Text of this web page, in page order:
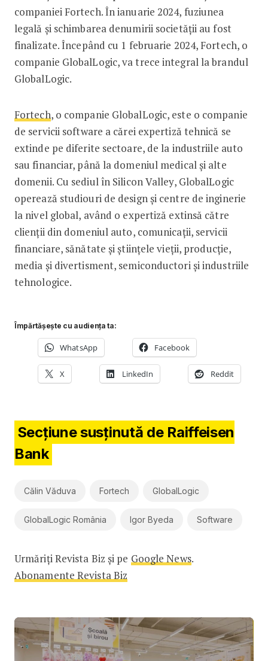
companiei Fortech. În ianuarie 2024, fuziunea
legală și schimbarea denumirii societății au fost
finalizate. Începând cu 1 februarie 2024, Fortech, o
companie GlobalLogic, va trece integral la brandul
GlobalLogic.
Fortech, o companie GlobalLogic, este o companie
de servicii software a cărei expertiză tehnică se
extinde pe diferite sectoare, de la industriile auto
sau financiar, până la domeniul medical și alte
domenii. Cu sediul în Silicon Valley, GlobalLogic
operează studiouri de design și centre de inginerie
la nivel global, având o expertiză extinsă către
clienții din domeniul auto, comunicații, servicii
financiare, sănătate și științele vieții, producție,
media și divertisment, semiconductori și industriile
tehnologice.
Împărtășește cu audiența ta:
WhatsApp Facebook
X LinkedIn Reddit
Secțiune susținută de Raiffeisen
Bank
Călin Văduva Fortech GlobalLogic
GlobalLogic România Igor Byeda Software
Urmăriți Revista Biz și pe Google News.
Abonamente Revista Biz